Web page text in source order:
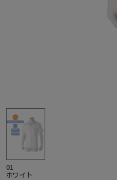
01
ホワイト